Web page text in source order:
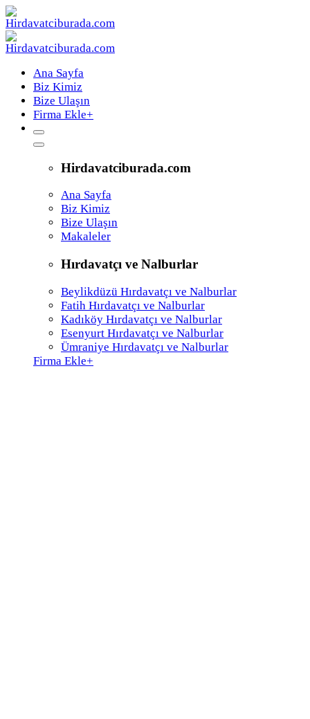
Ana Sayfa
Biz Kimiz
Bize Ulaşın
Firma Ekle+
Hirdavatciburada.com
Ana Sayfa
Biz Kimiz
Bize Ulaşın
Makaleler
Hırdavatçı ve Nalburlar
Beylikdüzü Hırdavatçı ve Nalburlar
Fatih Hırdavatçı ve Nalburlar
Kadıköy Hırdavatçı ve Nalburlar
Esenyurt Hırdavatçı ve Nalburlar
Ümraniye Hırdavatçı ve Nalburlar
Firma Ekle+